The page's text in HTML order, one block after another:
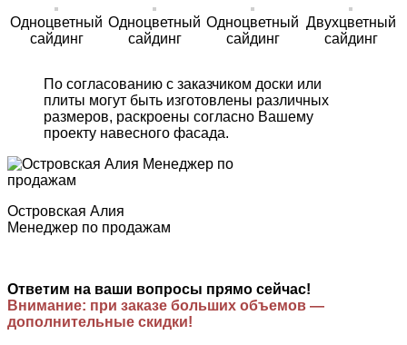
Одноцветный
сайдинг
Одноцветный
сайдинг
Одноцветный
сайдинг
Двухцветный
сайдинг
По согласованию с заказчиком доски или
плиты могут быть изготовлены различных
размеров, раскроены согласно Вашему
проекту навесного фасада.
Островская Алия
Менеджер по продажам
Ответим на ваши вопросы прямо сейчас!
Внимание: при заказе больших объемов —
дополнительные скидки!